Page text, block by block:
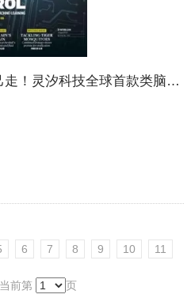
【已投企业】自行车会自己走！灵汐科技全球首款类脑智能芯片
6 7 8 9 10
11
前第
页